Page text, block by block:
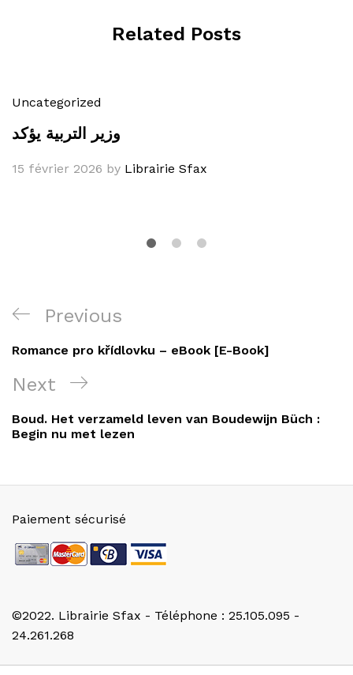
Related Posts
Uncategorized
وزير التربية يؤكد
15 février 2026 by Librairie Sfax
Navigation
de
l’article
Previous
Post
Previous
Romance pro křídlovku – eBook [E-Book]
Next
Post
Next
Boud. Het verzameld leven van Boudewijn Büch :
Begin nu met lezen
©2022. Librairie Sfax - Téléphone : 25.105.095 -
24.261.268
Paiement sécurisé